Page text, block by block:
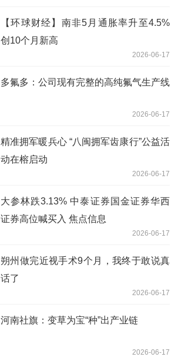
【环球财经】南非5月通胀率升至4.5%
创10个月新高
2026-06-17
多氟多：公司现有完整的高纯氟气生产线
2026-06-17
精准拥军暖兵心 “八闽拥军齿康行”公益活
动在榕启动
2026-06-17
大参林跌3.13% 中泰证券国金证券华西
证券高位喊买入 焦点信息
2026-06-17
朔州做完近视手术9个月，我终于敢说真
话了
2026-06-17
河南社旗：变草为宝“种”出产业链
2026-06-17